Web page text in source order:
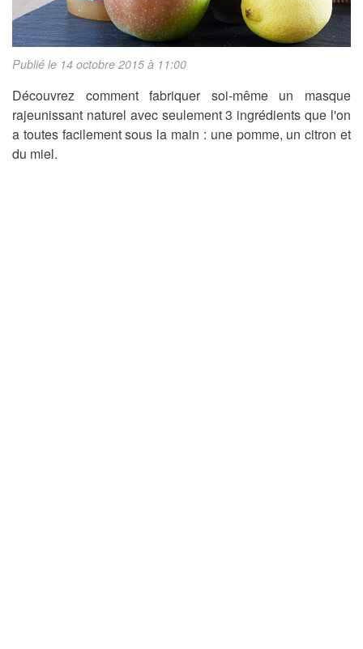
Publié le 14 octobre 2015 à 11:00
Découvrez comment fabriquer soi-même un masque
rajeunissant naturel avec seulement 3 ingrédients que l'on
a toutes facilement sous la main : une pomme, un citron et
du miel.